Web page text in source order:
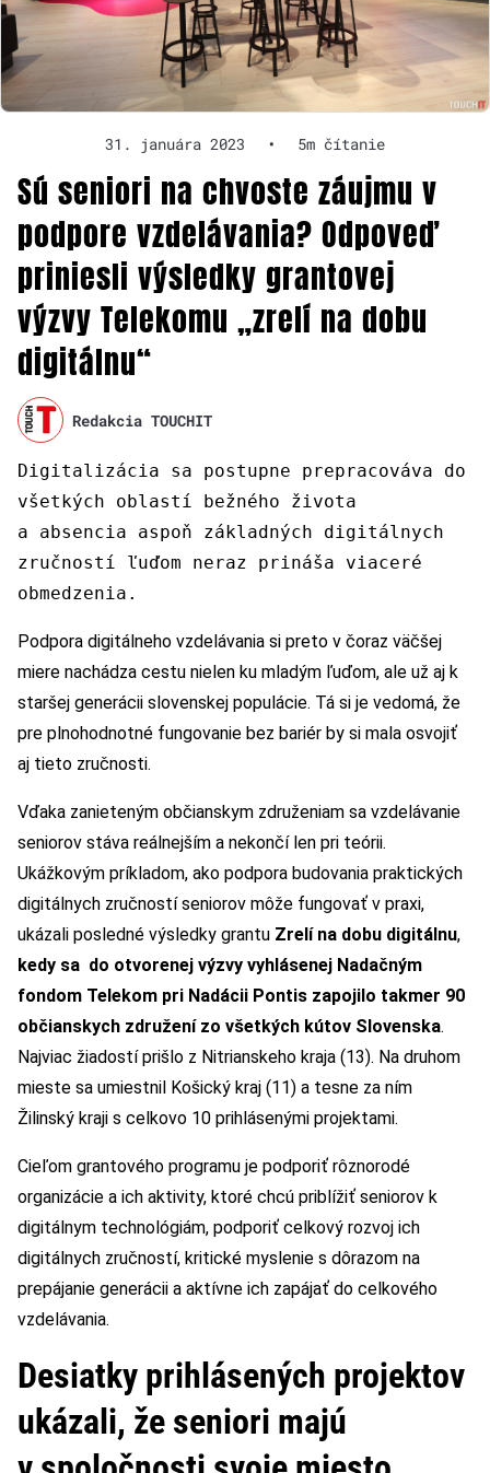
31. januára 2023 • 5m čítanie
Sú seniori na chvoste záujmu v
podpore vzdelávania? Odpoveď
priniesli výsledky grantovej
výzvy Telekomu „zrelí na dobu
digitálnu“
Redakcia TOUCHIT
Digitalizácia sa postupne prepracováva do
všetkých oblastí bežného života
a absencia aspoň základných digitálnych
zručností ľuďom neraz prináša viaceré
obmedzenia.
Podpora digitálneho vzdelávania si preto v čoraz väčšej
miere nachádza cestu nielen ku mladým ľuďom, ale už aj k
staršej generácii slovenskej populácie. Tá si je vedomá, že
pre plnohodnotné fungovanie bez bariér by si mala osvojiť
aj tieto zručnosti.
Vďaka zanieteným občianskym združeniam sa vzdelávanie
seniorov stáva reálnejším a nekončí len pri teórii.
Ukážkovým príkladom, ako podpora budovania praktických
digitálnych zručností seniorov môže fungovať v praxi,
ukázali posledné výsledky grantu Zrelí na dobu digitálnu,
kedy sa do otvorenej výzvy vyhlásenej Nadačným
fondom Telekom pri Nadácii Pontis zapojilo takmer 90
občianskych združení zo všetkých kútov Slovenska.
Najviac žiadostí prišlo z Nitrianskeho kraja (13). Na druhom
mieste sa umiestnil Košický kraj (11) a tesne za ním
Žilinský kraji s celkovo 10 prihlásenými projektami.
Cieľom grantového programu je podporiť rôznorodé
organizácie a ich aktivity, ktoré chcú priblížiť seniorov k
digitálnym technológiám, podporiť celkový rozvoj ich
digitálnych zručností, kritické myslenie s dôrazom na
prepájanie generácii a aktívne ich zapájať do celkového
vzdelávania.
Desiatky prihlásených projektov
ukázali, že seniori majú